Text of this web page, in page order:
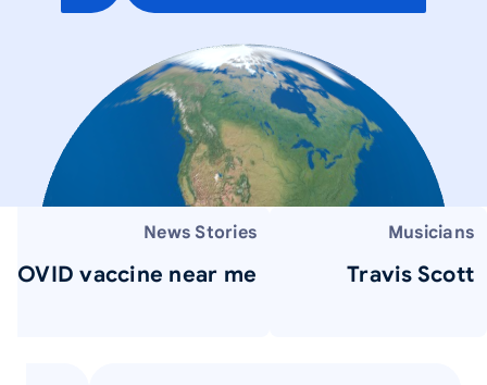
Musicians
Travis Scott
News Stories
COVID vaccine near me